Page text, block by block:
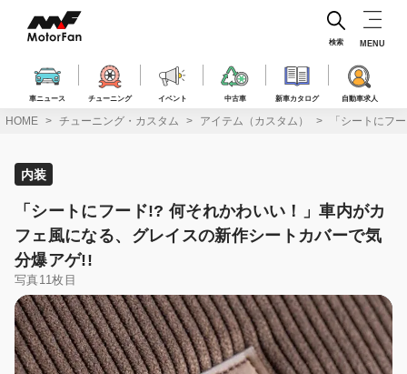
ス
車ニュース チューニング イベント 中古車 新車カタログ 自動車求人
検索 MENU
HOME チューニング・カスタム アイテム（カスタム） 「シートにフ
内装
「シートにフード!? 何それかわいい！」車内がカ
フェ風になる、グレイスの新作シートカバーで気
分爆アゲ!!
写真11枚目